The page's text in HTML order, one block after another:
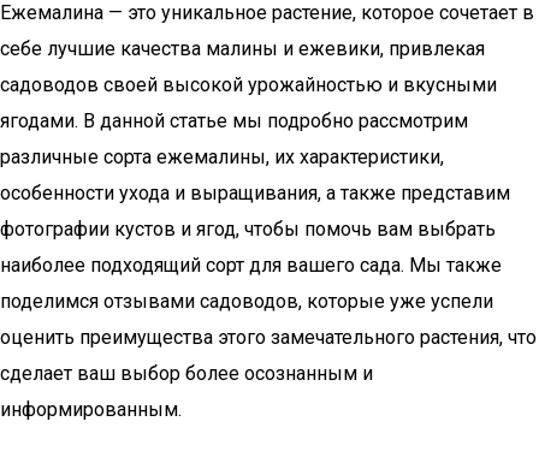
Ежемалина — это уникальное растение, которое сочетает в
себе лучшие качества малины и ежевики, привлекая
садоводов своей высокой урожайностью и вкусными
ягодами. В данной статье мы подробно рассмотрим
различные сорта ежемалины, их характеристики,
особенности ухода и выращивания, а также представим
фотографии кустов и ягод, чтобы помочь вам выбрать
наиболее подходящий сорт для вашего сада. Мы также
поделимся отзывами садоводов, которые уже успели
оценить преимущества этого замечательного растения, что
сделает ваш выбор более осознанным и
информированным.